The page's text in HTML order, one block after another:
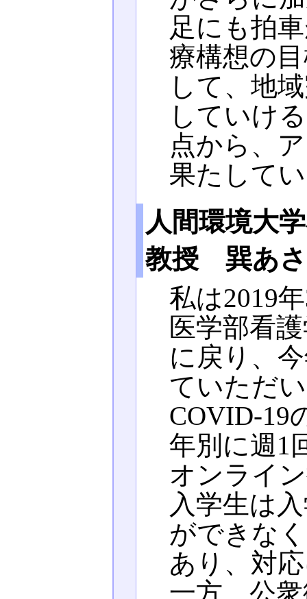
足にも拍
療構想の
して、地
していけ
点から、
果たして
人間環境大
教授 巽あ
私は2019
医学部看
に戻り、
ていただ
COVID-19
年別に週1
オンライ
入学生は
ができな
あり、対
一方、公